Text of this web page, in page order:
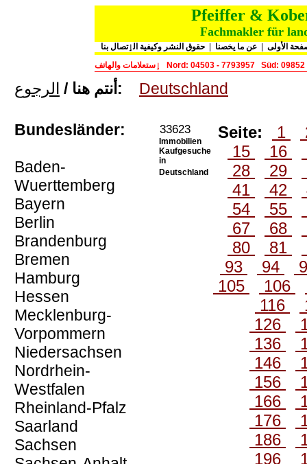
Pfeiffer &
Fachmakler für
الأولى عن ما يخصنا
حقوق النشر وكيفية الٳتصال بنا
Nord: 04503 - 7793957 Süd: 09852
أنتم هنا / الرجوع : Deutschland
Bundesländer:
Baden-
Wuerttemberg
Bayern
Berlin
Brandenburg
Bremen
Hamburg
Hessen
Mecklenburg-
Vorpommern
Niedersachsen
Nordrhein-
Westfalen
Rheinland-Pfalz
Saarland
Sachsen
33623
Immobilien
Kaufgesuche
in
Deutschland
Seite: 1
15
16
28
29
41
42
54
55
67
68
80
81
93
94
105
106
116
126
136
146
156
166
176
186
196